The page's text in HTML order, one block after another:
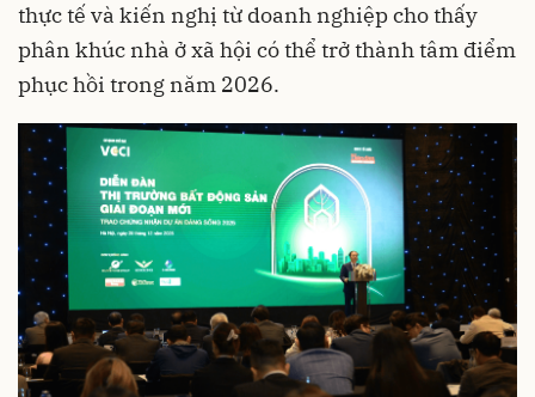
thực tế và kiến nghị từ doanh nghiệp cho thấy
phân khúc nhà ở xã hội có thể trở thành tâm điểm
phục hồi trong năm 2026.